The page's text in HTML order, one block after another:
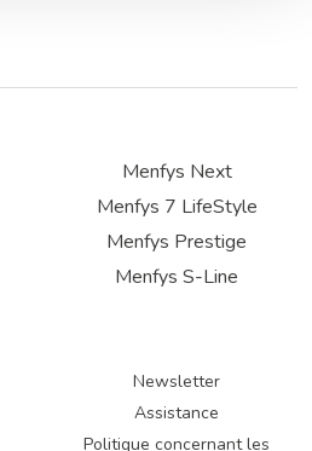
Menfys Next
Menfys 7 LifeStyle
Menfys Prestige
Menfys S-Line
Newsletter
Assistance
Politique concernant les